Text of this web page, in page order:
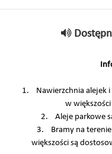
1. Nawierzchnia alejek
w
2. Aleje parkowe
3. Bramy na terenie
większości są